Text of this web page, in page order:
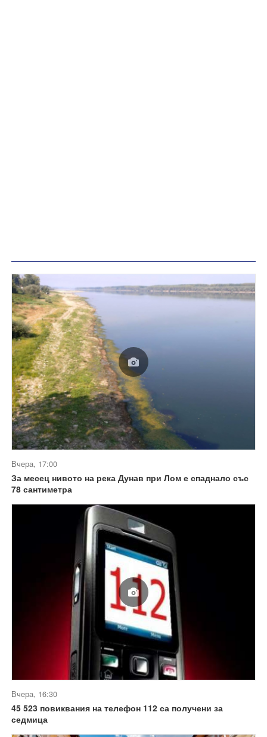
Вчера, 17:00
За месец нивото на река Дунав при Лом е спаднало със
78 сантиметра
Вчера, 16:30
45 523 повиквания на телефон 112 са получени за
седмица